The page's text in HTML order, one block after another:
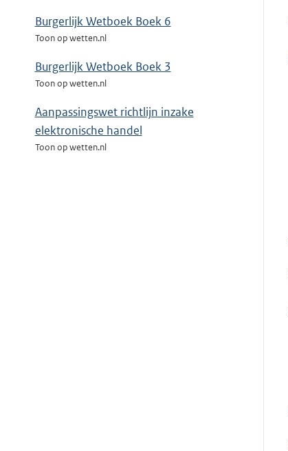
Burgerlijk Wetboek Boek 6
Toon op wetten.nl
Burgerlijk Wetboek Boek 3
Toon op wetten.nl
Aanpassingswet richtlijn inzake
elektronische handel
Toon op wetten.nl